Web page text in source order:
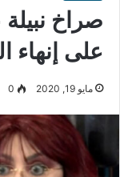
صراخ
على إنهاء
مايو 19, 2020 0